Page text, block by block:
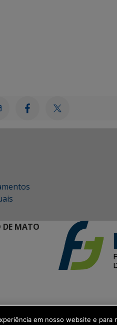
DE MATO
de Transformação
em nosso website e para